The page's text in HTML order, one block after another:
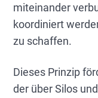
miteinander
koordiniert
zu schaffen.
Dieses Prinzip
der über Silos